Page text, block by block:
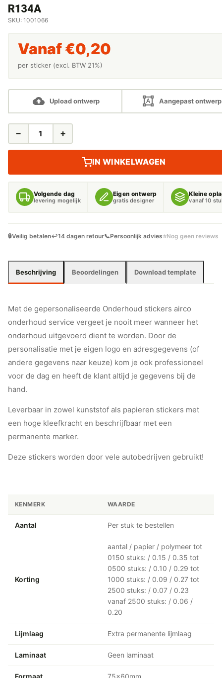
R134A
SKU: 1001066
Vanaf €0,20
per sticker (excl. BTW 21%)
Upload ontwerp Aangepast ontwerp
ONDERHOUD
R134A
AANTAL
− +
IN WINKELWAGEN
Volgende dag
levering mogelijk
Eigen ontwerp
gratis designer
Kleine
vanaf 10
🔒Veilig betalen↩️14 dagen retour📞Persoonlijk advies⭐Nog geen reviews
Beschrijving Beoordelingen Download template
Met de gepersonaliseerde Onderhoud stickers airco
onderhoud service vergeet je nooit meer wanneer het
onderhoud uitgevoerd dient te worden. Door de
personalisatie met je eigen logo en adresgegevens (of
andere gegevens naar keuze) kom je ook professioneel
voor de dag en heeft de klant altijd je gegevens bij de
hand.
Leverbaar in zowel kunststof als papieren stickers met
een hoge kleefkracht en beschrijfbaar met een
permanente marker.
Deze stickers worden door vele autobedrijven gebruikt!
KENMERK WAARDE
Aantal Per stuk te bestellen
Korting
aantal / papier / polymeer tot
0150 stuks: / 0.15 / 0.35 tot
0500 stuks: / 0.10 / 0.29 tot
1000 stuks: / 0.09 / 0.27 tot
2500 stuks: / 0.07 / 0.23
vanaf 2500 stuks: / 0.06 /
0.20
Lijmlaag Extra permanente lijmlaag
Laminaat Geen laminaat